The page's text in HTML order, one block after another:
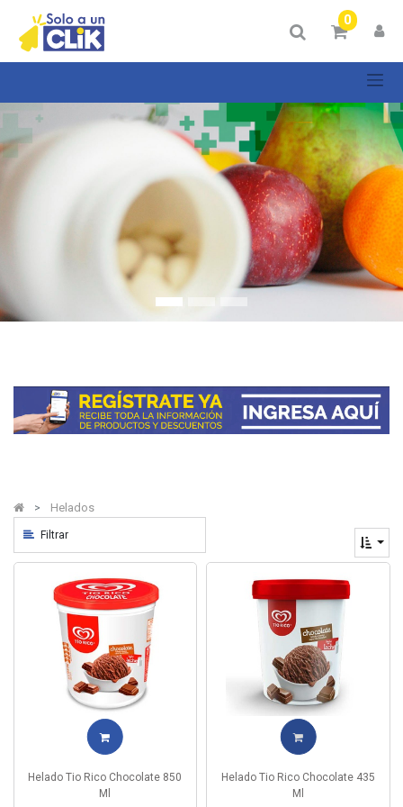
0
Helados
Filtrar
Mostrar
Categorías
Mostrar
opciones
Helado Tio Rico Chocolate 850
Ml
Helado Tio Rico Chocolate 435
Ml